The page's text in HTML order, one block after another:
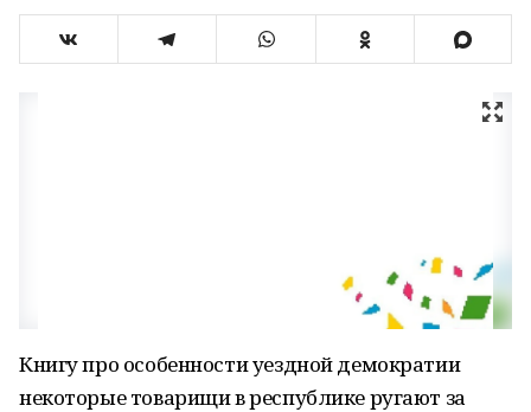
Книгу про особенности уездной демократии
некоторые товарищи в республике ругают за